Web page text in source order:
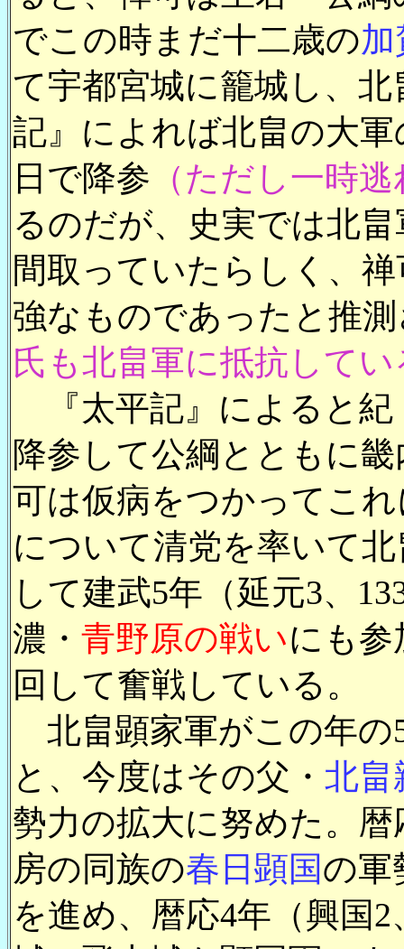
でこの時まだ十二歳の
て宇都宮城に籠城し、
記』によれば北畠の大
日で降参 （ただし一時
るのだが、史実では北
間取っていたらしく、
強なものであったと推
氏も北畠軍に抵抗してい
『太平記』によると紀
降参して公綱とともに
可は仮病をつかってこ
について清党を率いて
して建武5年（延元3、
濃・ 青野原の戦いにも参
回して奮戦している。
北畠顕家軍がこの年の
と、今度はその父・ 北畠
勢力の拡大に努めた。暦
房の同族の春日顕国の軍
を進め、暦応4年（興国